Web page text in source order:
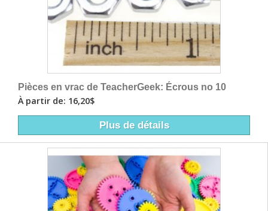
Pièces en vrac de TeacherGeek: Écrous no 10
À partir de: 16,20$
Plus de détails